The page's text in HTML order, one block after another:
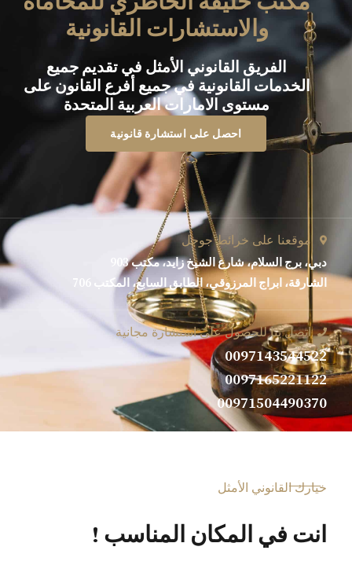
والاستشارات القانونية
الفريق القانوني الأمثل في تقديم جميع
الخدمات القانونية في جميع أفرع القانون على
مستوى الامارات العربية المتحدة​
احصل على استشارة قانونية
موقعنا على خرائط جوجل
دبي، برج السلام، شارع الشيخ زايد، مكتب 903
الشارقة، ابراج المرزوقي، الطابق السابع، المكتب 706
اتصل بنا للحصول على استشارة مجانية
0097143544522​
0097165221122​
00971504490370​
خيارك القانوني الأمثل
انت في المكان المناسب !